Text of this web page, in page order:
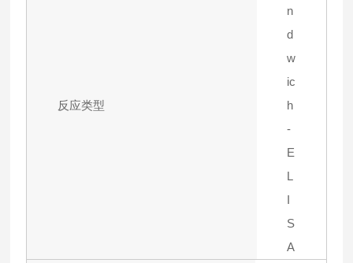
反应类型
n
d
w
ic
h
-
E
L
I
S
A